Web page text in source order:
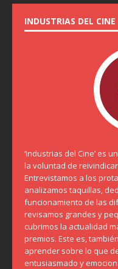
INDUSTRIAS DEL CINE
‘Industrias del Cine’ es
la voluntad de
Entrevistamos a los
analizamos taquillas,
funcionamiento de las
revisamos grandes y
cubrimos la actualidad
premios. Este es,
aprender sobre lo que
entusiasmado y